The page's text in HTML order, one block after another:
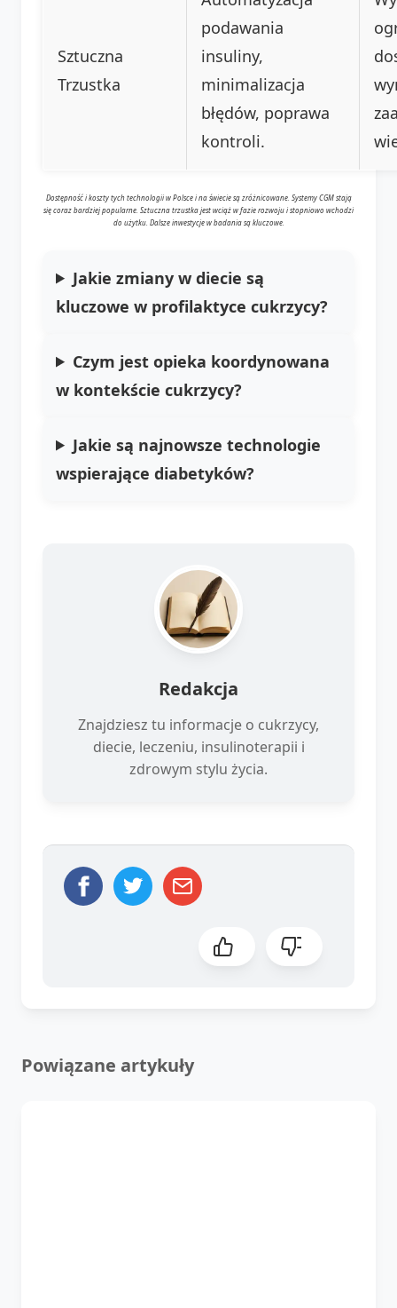
Sztuczna
Trzustka
podawania
insuliny,
minimalizacja
błędów, poprawa
kontroli.
Dostępność i koszty tych technologii w Polsce i na świecie są zróżnicowane. Systemy CGM stają
się coraz bardziej popularne. Sztuczna trzustka jest wciąż w fazie rozwoju i stopniowo wchodzi
do użytku. Dalsze inwestycje w badania są kluczowe.
Jakie zmiany w diecie są
kluczowe w profilaktyce cukrzycy?
Czym jest opieka koordynowana
w kontekście cukrzycy?
Jakie są najnowsze technologie
wspierające diabetyków?
Redakcja
Znajdziesz tu informacje o cukrzycy,
diecie, leczeniu, insulinoterapii i
zdrowym stylu życia.
Powiązane artykuły